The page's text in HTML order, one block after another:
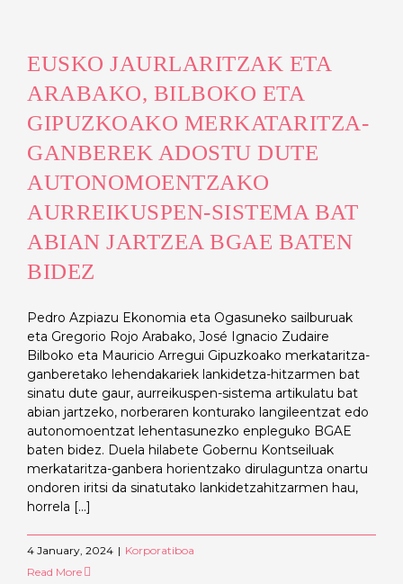
EUSKO JAURLARITZAK ETA
ARABAKO, BILBOKO ETA
GIPUZKOAKO MERKATARITZA-
GANBEREK ADOSTU DUTE
AUTONOMOENTZAKO
AURREIKUSPEN-SISTEMA BAT
ABIAN JARTZEA BGAE BATEN
BIDEZ
Pedro Azpiazu Ekonomia eta Ogasuneko sailburuak
eta Gregorio Rojo Arabako, José Ignacio Zudaire
Bilboko eta Mauricio Arregui Gipuzkoako merkataritza-
ganberetako lehendakariek lankidetza-hitzarmen bat
sinatu dute gaur, aurreikuspen-sistema artikulatu bat
abian jartzeko, norberaren konturako langileentzat edo
autonomoentzat lehentasunezko enpleguko BGAE
baten bidez. Duela hilabete Gobernu Kontseiluak
merkataritza-ganbera horientzako dirulaguntza onartu
ondoren iritsi da sinatutako lankidetzahitzarmen hau,
horrela [...]
4 January, 2024 | Korporatiboa
Read More